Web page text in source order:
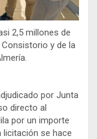
2,5 millones de
y de la
por Junta
directo al
por un importe
licitación se hace